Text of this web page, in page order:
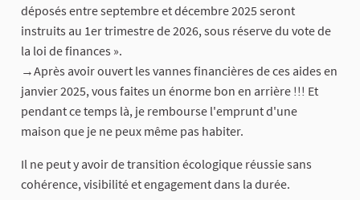
déposés entre septembre et décembre 2025 seront
instruits au 1er trimestre de 2026, sous réserve du vote de
la loi de finances ».
→Après avoir ouvert les vannes financières de ces aides en
janvier 2025, vous faites un énorme bon en arrière !!! Et
pendant ce temps là, je rembourse l'emprunt d'une
maison que je ne peux même pas habiter.
Il ne peut y avoir de transition écologique réussie sans
cohérence, visibilité et engagement dans la durée.